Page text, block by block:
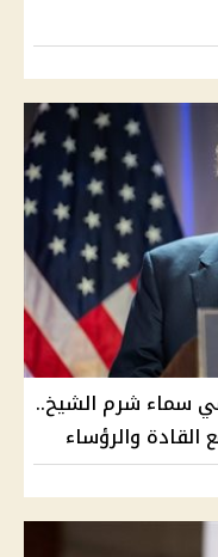
في سماء شرم الشيخ..
والرؤساء